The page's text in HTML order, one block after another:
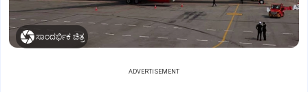
ಸಾಂದರ್ಭಿಕ ಚಿತ್ರ
ADVERTISEMENT